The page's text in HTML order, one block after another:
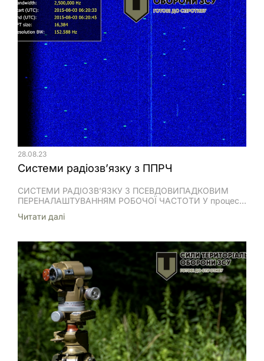
28.08.23
Системи радіозв’язку з ППРЧ
СИСТЕМИ РАДІОЗВ’ЯЗКУ З ПСЕВДОВИПАДКОВИМ
ПЕРЕНАЛАШТУВАННЯМ РОБОЧОЇ ЧАСТОТИ У процесі
піддаються різного роду впливам, що порушують їх
(СРЗ), як підсистема управління військами, є
першочерговим об’єктом радіоелектронної боротьби
(РЕБ), то вона потребує відповідного рівня захисту. Для
протидії системам радіотехнічної розвідки (РТР) та
радіоелектронного придушення (РЕП)противника
сучасні РЕЗ широко […]
Читати далi